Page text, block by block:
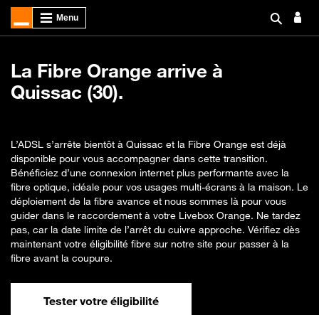
La Fibre Orange arrive à
Quissac (30).
L’ADSL s’arrête bientôt à Quissac et la Fibre Orange est déjà
disponible pour vous accompagner dans cette transition.
Bénéficiez d’une connexion internet plus performante avec la
fibre optique, idéale pour vos usages multi-écrans à la maison. Le
déploiement de la fibre avance et nous sommes là pour vous
guider dans le raccordement à votre Livebox Orange. Ne tardez
pas, car la date limite de l’arrêt du cuivre approche. Vérifiez dès
maintenant votre éligibilité fibre sur notre site pour passer à la
fibre avant la coupure.
Tester votre éligibilité